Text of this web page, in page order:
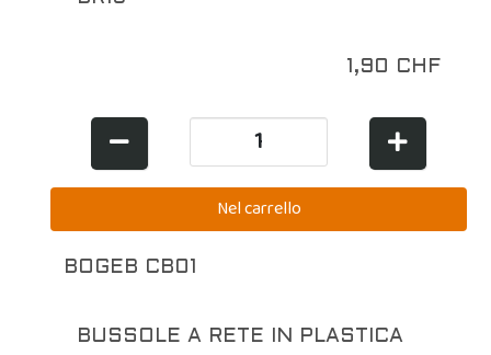
1,90 CHF
BOGEB CB01
BUSSOLE A RETE IN PLASTICA